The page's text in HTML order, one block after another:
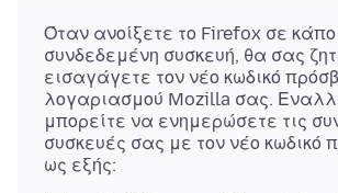
Όταν ανοίξετε το Firefox σε
συνδεδεμένη συσκευή, θα σας
εισαγάγετε τον νέο κωδικό
λογαριασμού Mozilla σας.
μπορείτε να ενημερώσετε τις
συσκευές σας με τον νέο κωδικό
ως εξής: